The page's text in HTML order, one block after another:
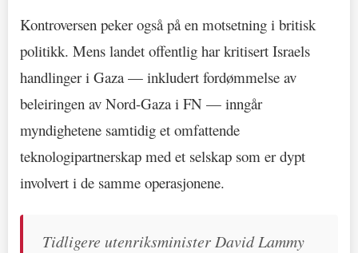
Kontroversen peker også på en motsetning i britisk
politikk. Mens landet offentlig har kritisert Israels
handlinger i Gaza — inkludert fordømmelse av
beleiringen av Nord-Gaza i FN — inngår
myndighetene samtidig et omfattende
teknologipartnerskap med et selskap som er dypt
involvert i de samme operasjonene.
Tidligere utenriksminister David Lammy